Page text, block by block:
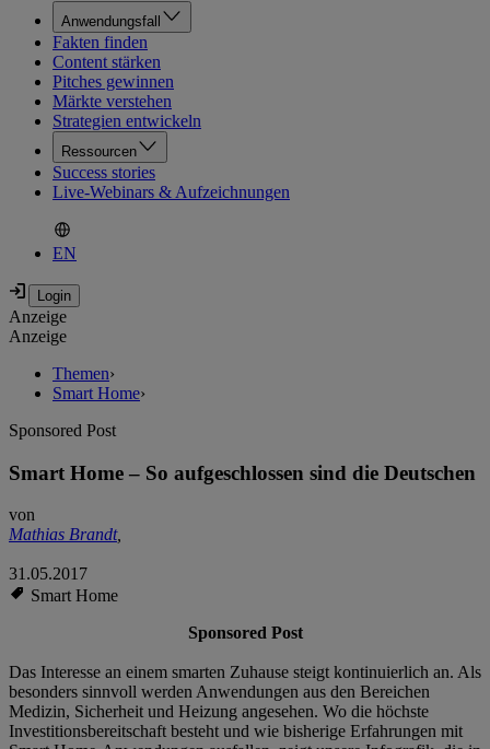
Anwendungsfall
Fakten finden
Content stärken
Pitches gewinnen
Märkte verstehen
Strategien entwickeln
Ressourcen
Success stories
Live-Webinars & Aufzeichnungen
EN
Anzeige
Anzeige
Themen›
Smart Home›
Sponsored Post
Smart Home – So aufgeschlossen sind die Deutschen
von
Mathias Brandt,
31.05.2017
Smart Home
Sponsored Post
Das Interesse an einem smarten Zuhause steigt kontinuierlich an. Als
besonders sinnvoll werden Anwendungen aus den Bereichen
Medizin, Sicherheit und Heizung angesehen. Wo die höchste
Investitionsbereitschaft besteht und wie bisherige Erfahrungen mit